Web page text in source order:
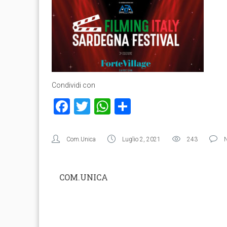
Condividi con
Facebook
TwitterWhatsApp
Com.Unica Luglio 2, 2021 243
COM.UNICA